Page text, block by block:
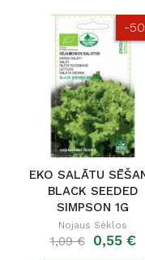
-
EKO SALĀTU
BLACK SEEDED
SIMPSON 1G
Nojaus Sėklos
1,09 € 0,55 €